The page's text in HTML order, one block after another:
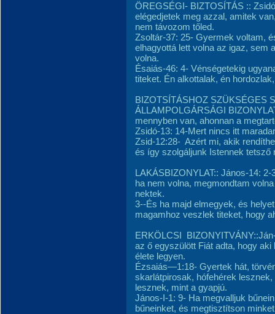
ÖREGSÉGI- BIZTOSÍTÁS ::
elégedjetek meg azzal, amitek
nem távozom tőled.
Zsoltár-37: 25- Gyermek voltam,
elhagyottá lett volna az igaz, sem
volna.
Ésaiás-46: 4- Vénségetekig
titeket. Én alkottalak, én
BIZOTSÍTÁSHOZ SZÜKSÉGES
ÁLLAMPOLGÁRSÁGI
mennyben van, ahonnan a
Zsidó-13: 14-Mert nincs itt
Zsid-12:28- Azért mi, akik
és így szolgáljunk Istennek tetsző
LAKÁSBIZONYLAT:: János-14:
ha nem volna, megmondtam
nektek.
3--És ha majd elmegyek, és
magamhoz veszlek titeket, hogy
ERKÖLCSI
az ő egyszülött Fiát adta, hogy
élete legyen.
Ézsaiás—1:18- Gyertek hát,
skarlátpirosak, hófehérek
lesznek, mint a gyapjú.
János-I-1: 9- Ha megvalljuk
bűneinket, és megtisztítson